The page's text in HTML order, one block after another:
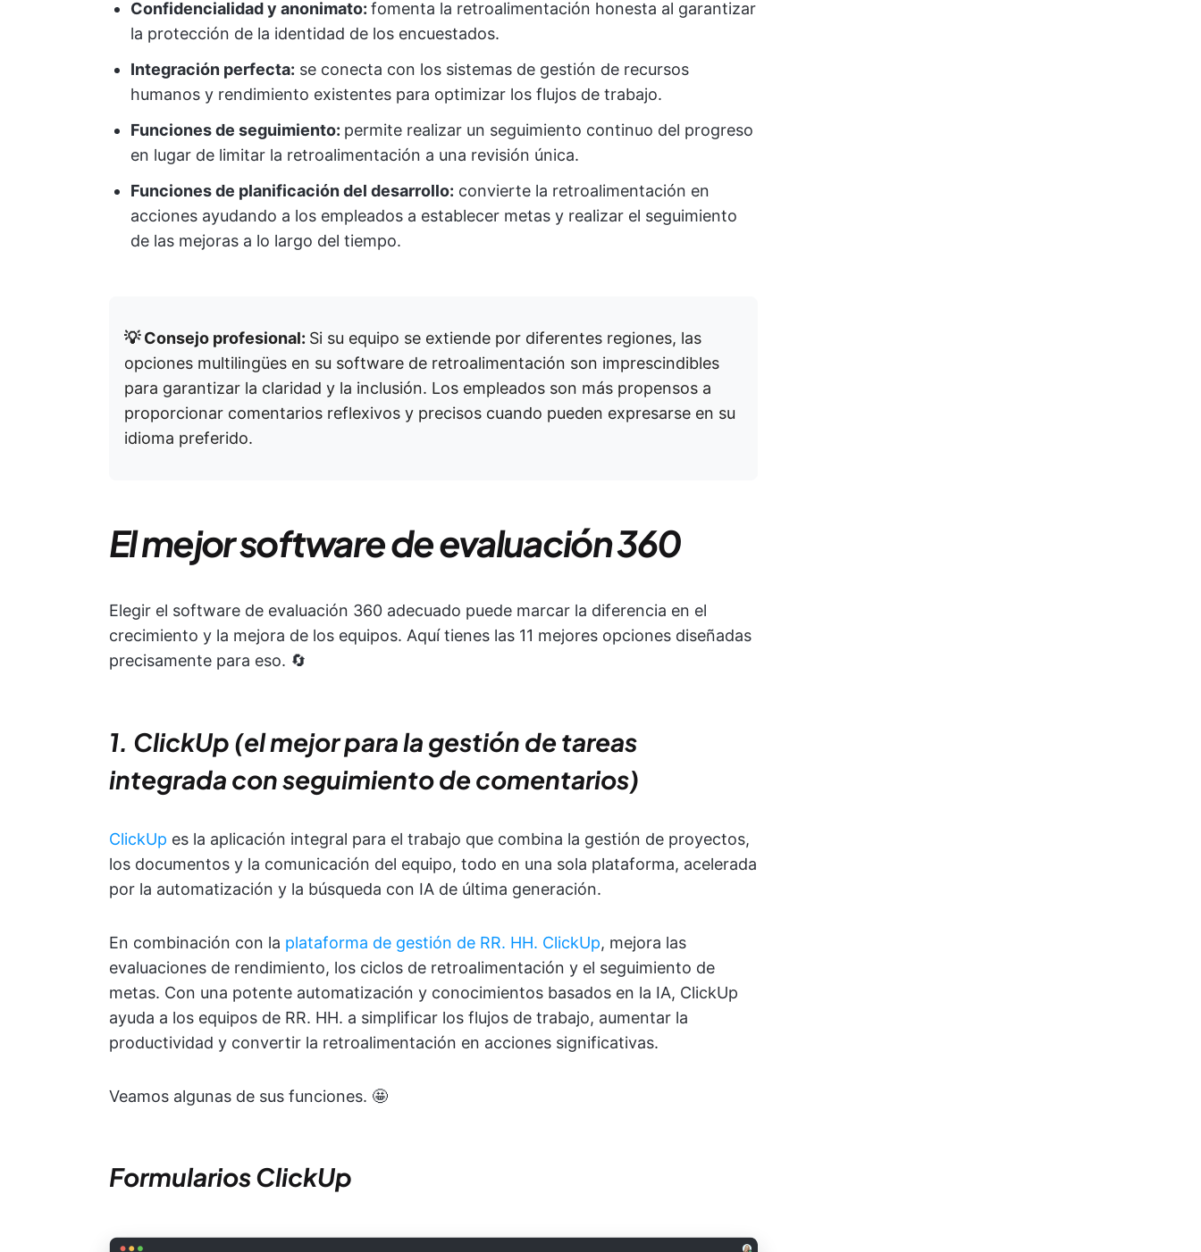
Confidencialidad y anonimato: fomenta la retroalimentación honesta al garantizar
la protección de la identidad de los encuestados.
Integración perfecta: se conecta con los sistemas de gestión de recursos
humanos y rendimiento existentes para optimizar los flujos de trabajo.
Funciones de seguimiento: permite realizar un seguimiento continuo del progreso
en lugar de limitar la retroalimentación a una revisión única.
Funciones de planificación del desarrollo: convierte la retroalimentación en
acciones ayudando a los empleados a establecer metas y realizar el seguimiento
de las mejoras a lo largo del tiempo.
💡 Consejo profesional: Si su equipo se extiende por diferentes regiones, las
opciones multilingües en su software de retroalimentación son imprescindibles
para garantizar la claridad y la inclusión. Los empleados son más propensos a
proporcionar comentarios reflexivos y precisos cuando pueden expresarse en su
idioma preferido.
El mejor software de evaluación 360
Elegir el software de evaluación 360 adecuado puede marcar la diferencia en el
crecimiento y la mejora de los equipos. Aquí tienes las 11 mejores opciones diseñadas
precisamente para eso. 🔄
1. ClickUp (el mejor para la gestión de tareas
integrada con seguimiento de comentarios)
ClickUp es la aplicación integral para el trabajo que combina la gestión de proyectos,
los documentos y la comunicación del equipo, todo en una sola plataforma, acelerada
por la automatización y la búsqueda con IA de última generación.
En combinación con la plataforma de gestión de RR. HH. ClickUp, mejora las
evaluaciones de rendimiento, los ciclos de retroalimentación y el seguimiento de
metas. Con una potente automatización y conocimientos basados en la IA, ClickUp
ayuda a los equipos de RR. HH. a simplificar los flujos de trabajo, aumentar la
productividad y convertir la retroalimentación en acciones significativas.
Veamos algunas de sus funciones. 🤩
Formularios ClickUp